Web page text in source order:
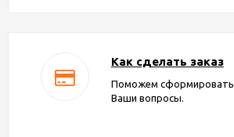
Как сделать заказ
Поможем сформировать
Ваши вопросы.